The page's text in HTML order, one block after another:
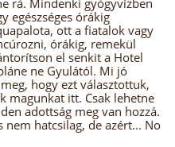
rá. Mindenki gyógyvízben
egészséges órákig
ott a fiatalok vagy
órákig, remekül
el senkit a Hotel
ne Gyulától. Mi jó
hogy ezt választottuk,
magunkat itt. Csak lehetne
adottság meg van hozzá.
nem hatcsilag, de azért... No